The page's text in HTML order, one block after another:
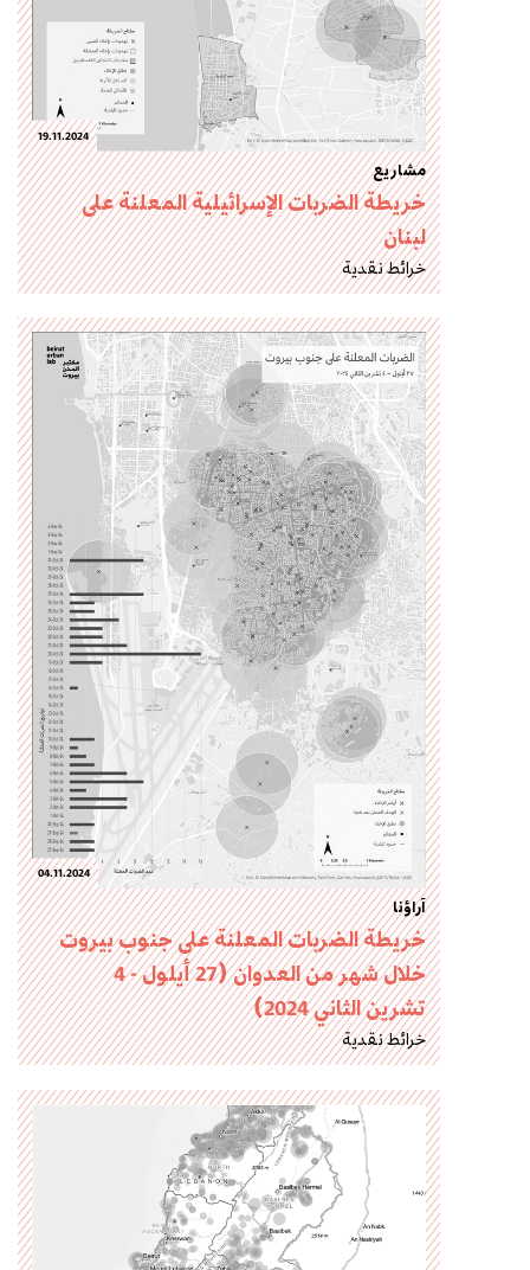
19.11.2024
مشاريع
خريطة الضربات الإسرائيلية المعلنة على
لبنان
خرائط نقدية
04.11.2024
آراؤنا
خريطة الضربات المعلنة على جنوب بيروت
خلال شهر من العدوان (27 أيلول - 4
تشرين الثاني 2024)
خرائط نقدية